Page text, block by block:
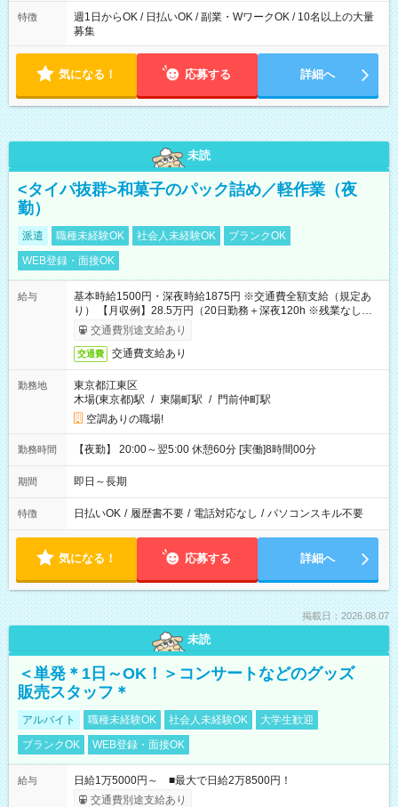
特徴
週1日からOK / 日払いOK / 副業・WワークOK / 10名以上の大量
募集
気になる！ 応募する 詳細へ
未読
<タイパ抜群>和菓子のパック詰め／軽作業（夜
勤）
派遣 職種未経験OK 社会人未経験OK
ブランクOK
WEB登録・面接OK
給与
基本時給1500円・深夜時給1875円 ※交通費全額支給（規定あ
り） 【月収例】28.5万円（20日勤務＋深夜120h ※残業なしの場
合）交通費別途支給あり
交通費 交通費支給あり
勤務地
東京都江東区
木場(東京都)駅 / 東陽町駅 / 門前仲町駅
空調ありの職場!
勤務時間 【夜勤】 20:00～翌5:00 休憩60分 [実働]8時間00分
期間 即日～長期
特徴 日払いOK / 履歴書不要 / 電話対応なし / パソコンスキル不要
気になる！ 応募する 詳細へ
掲載日：2026.08.07
未読
＜単発＊1日～OK！＞コンサートなどのグッズ
販売スタッフ＊
アルバイト 職種未経験OK 社会人未経験OK
大学生歓迎
ブランクOK
WEB登録・面接OK
給与
日給1万5000円～ ■最大で日給2万8500円！
交通費別途支給あり